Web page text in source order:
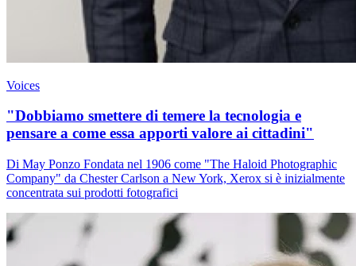
Voices
"Dobbiamo smettere di temere la tecnologia e
pensare a come essa apporti valore ai cittadini"
Di May Ponzo Fondata nel 1906 come "The Haloid Photographic
Company" da Chester Carlson a New York, Xerox si è inizialmente
concentrata sui prodotti fotografici